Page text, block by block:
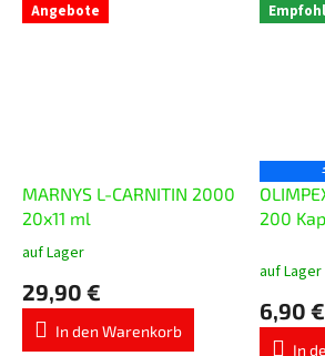
Angebote
MARNYS L-CARNITIN 2000
20x11 ml
Die
Produktbewertung
ist
5,0
auf Lager
29,90 €
In den Warenkorb
200
auf Lager
6,90 €
In